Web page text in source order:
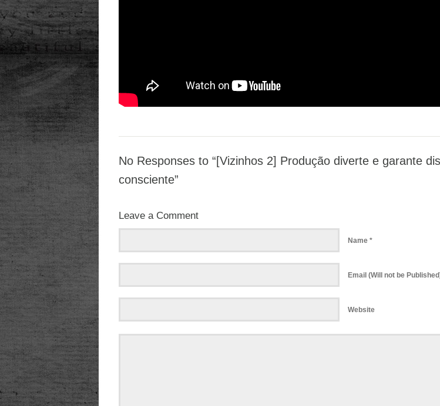
No Responses to “[Vizinhos 2] Produção diverte e garante
consciente”
Leave a Comment
Name *
Email (Will not be
Website